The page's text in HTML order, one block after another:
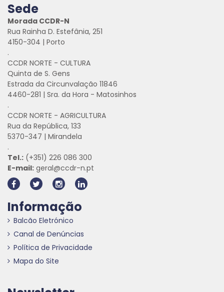
Sede
Morada CCDR-N
Rua Rainha D. Estefânia, 251
4150-304 | Porto
.
CCDR NORTE - CULTURA
Quinta de S. Gens
Estrada da Circunvalação 11846
4460-281 | Sra. da Hora - Matosinhos
.
CCDR NORTE - AGRICULTURA
Rua da República, 133
5370-347 | Mirandela
.
Tel.: (+351) 226 086 300
E-mail: geral@ccdr-n.pt
Informação
Balcão Eletrónico
Canal de Denúncias
Política de Privacidade
Mapa do Site